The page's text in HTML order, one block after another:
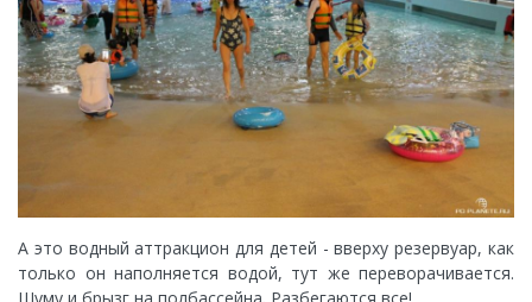
А это водный аттракцион для детей - вверху резервуар, как
только он наполняется водой, тут же переворачивается.